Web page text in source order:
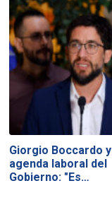
Giorgio Boccardo y
agenda laboral del
Gobierno: "Es…